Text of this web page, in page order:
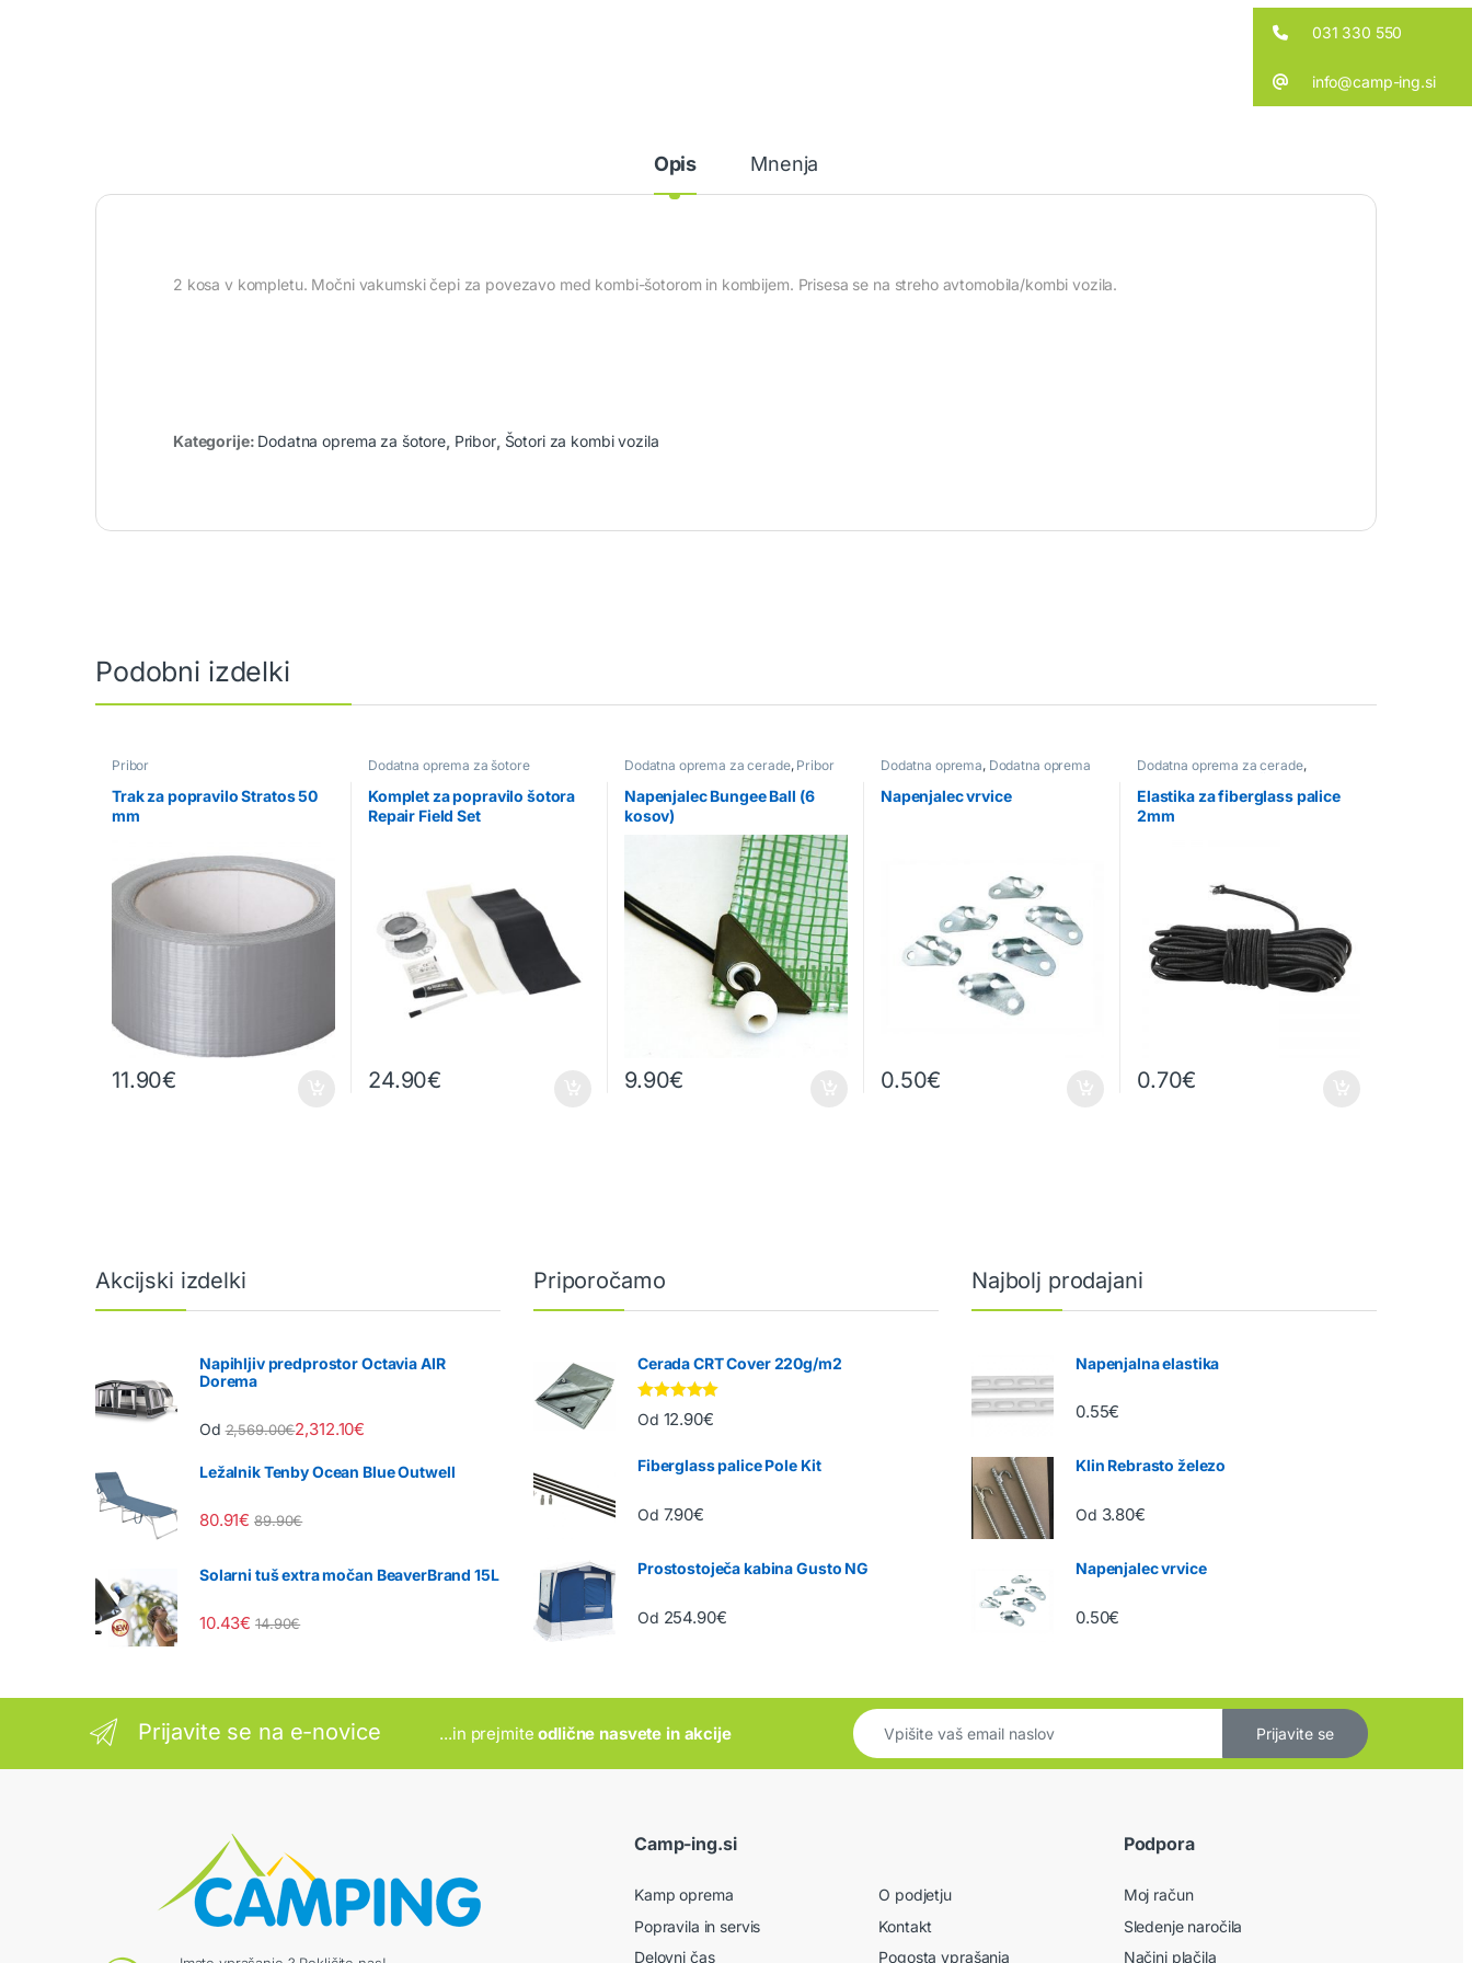
Opis Mnenja
2 kosa v kompletu. Močni vakumski čepi za povezavo med kombi-šotorom in kombijem. Prisesa se na streho avtomobila/kombi vozila.
Kategorije: Dodatna oprema za šotore, Pribor, Šotori za kombi vozila
Podobni izdelki
Pribor
Trak za popravilo Stratos 50
mm
11.90€
Dodatna oprema za šotore
Komplet za popravilo šotora
Repair Field Set
24.90€
Dodatna oprema za cerade, Pribor
Napenjalec Bungee Ball (6
kosov)
9.90€
Dodatna oprema, Dodatna oprema
,
Dodatna oprema za
šotore,Pribor
Napenjalec vrvice
0.50€
Dodatna oprema za cerade,
Dodatna oprema za šotore
Elastika za fiberglass palice
2mm
0.70€
Akcijski izdelki
Napihljiv predprostor Octavia AIR
Dorema
Od2,569.00€2,312.10€
Ležalnik Tenby Ocean Blue Outwell
80.91€ 89.90€
Solarni tuš extra močan BeaverBrand 15L
10.43€ 14.90€
Priporočamo
Cerada CRT Cover 220g/m2
Ocenjeno
5.00 od 5
Od 12.90€
Fiberglass palice Pole Kit
Od 7.90€
Prostostoječa kabina Gusto NG
Od 254.90€
Najbolj prodajani
Napenjalna elastika
0.55€
Klin Rebrasto železo
Od 3.80€
Napenjalec vrvice
0.50€
Prijavite se na e-novice ...in prejmiteodlične nasvete in akcije Prijavite se
Camp-ing.si
Kamp oprema
Popravila in servis
Delovni čas
O podjetju
Kontakt
Pogosta vprašanja
Podpora
Moj račun
Sledenje naročila
Načini plačila
031 330 550
info@camp-ing.si